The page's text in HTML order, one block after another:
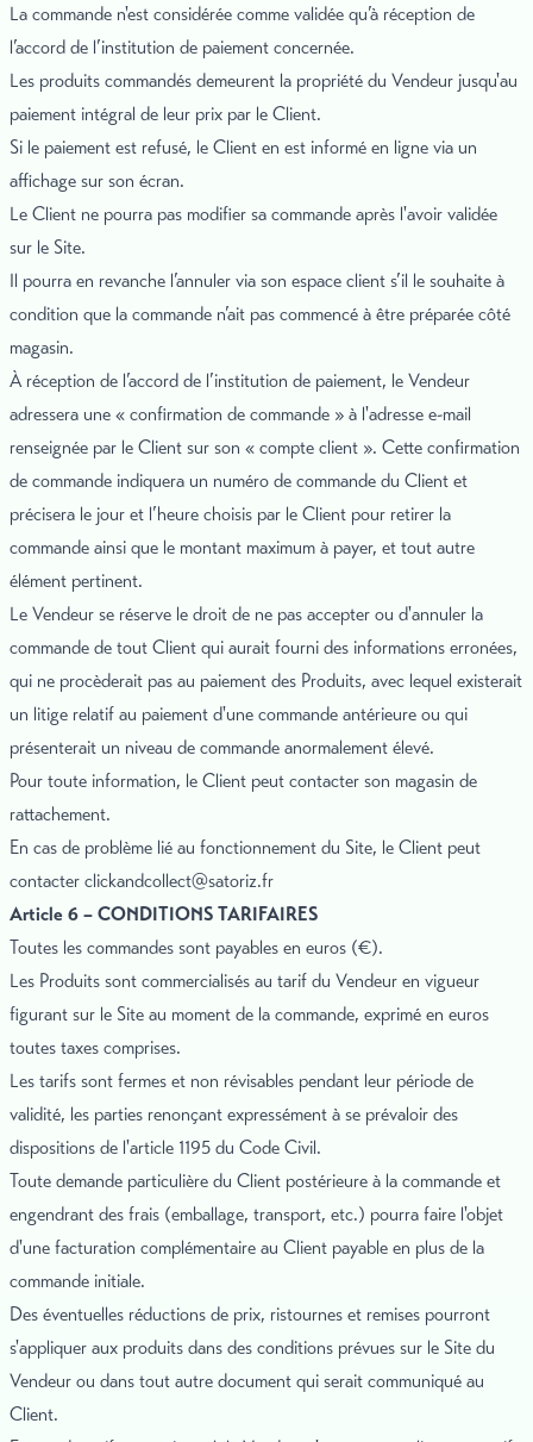
La commande n'est considérée comme validée qu’à réception de
l’accord de l’institution de paiement concernée.
Les produits commandés demeurent la propriété du Vendeur jusqu'au
paiement intégral de leur prix par le Client.
Si le paiement est refusé, le Client en est informé en ligne via un
affichage sur son écran.
Le Client ne pourra pas modifier sa commande après l'avoir validée
sur le Site.
Il pourra en revanche l’annuler via son espace client s’il le souhaite à
condition que la commande n’ait pas commencé à être préparée côté
magasin.
À réception de l’accord de l’institution de paiement, le Vendeur
adressera une « confirmation de commande » à l'adresse e-mail
renseignée par le Client sur son « compte client ». Cette confirmation
de commande indiquera un numéro de commande du Client et
précisera le jour et l’heure choisis par le Client pour retirer la
commande ainsi que le montant maximum à payer, et tout autre
élément pertinent.
Le Vendeur se réserve le droit de ne pas accepter ou d'annuler la
commande de tout Client qui aurait fourni des informations erronées,
qui ne procèderait pas au paiement des Produits, avec lequel existerait
un litige relatif au paiement d'une commande antérieure ou qui
présenterait un niveau de commande anormalement élevé.
Pour toute information, le Client peut contacter son magasin de
rattachement.
En cas de problème lié au fonctionnement du Site, le Client peut
contacter clickandcollect@satoriz.fr
Article 6 – CONDITIONS TARIFAIRES
Toutes les commandes sont payables en euros (€).
Les Produits sont commercialisés au tarif du Vendeur en vigueur
figurant sur le Site au moment de la commande, exprimé en euros
toutes taxes comprises.
Les tarifs sont fermes et non révisables pendant leur période de
validité, les parties renonçant expressément à se prévaloir des
dispositions de l'article 1195 du Code Civil.
Toute demande particulière du Client postérieure à la commande et
engendrant des frais (emballage, transport, etc.) pourra faire l'objet
d'une facturation complémentaire au Client payable en plus de la
commande initiale.
Des éventuelles réductions de prix, ristournes et remises pourront
s'appliquer aux produits dans des conditions prévues sur le Site du
Vendeur ou dans tout autre document qui serait communiqué au
Client.